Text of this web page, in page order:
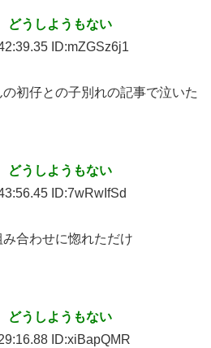
どうしようもない
ID:mZGSz6j1
初仔との子別れの記事で泣いた
どうしようもない
ID:7wRwIfSd
合わせに惚れただけ
どうしようもない
ID:xiBapQMR